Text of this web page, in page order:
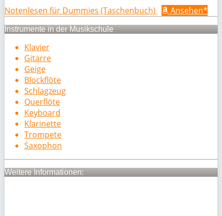
Notenlesen für Dummies (Taschenbuch) Ansehen*
Instrumente in der Musikschule
Klavier
Gitarre
Geige
Blockflöte
Schlagzeug
Querflöte
Keyboard
Klarinette
Trompete
Saxophon
Weitere Informationen: